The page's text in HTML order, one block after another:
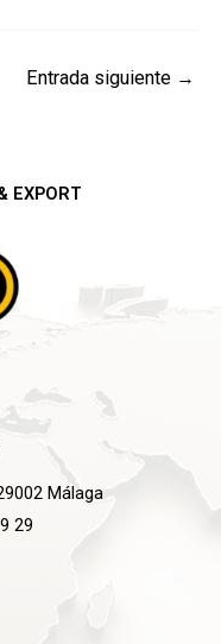
Entrada siguiente →
EXPORT
Málaga
29